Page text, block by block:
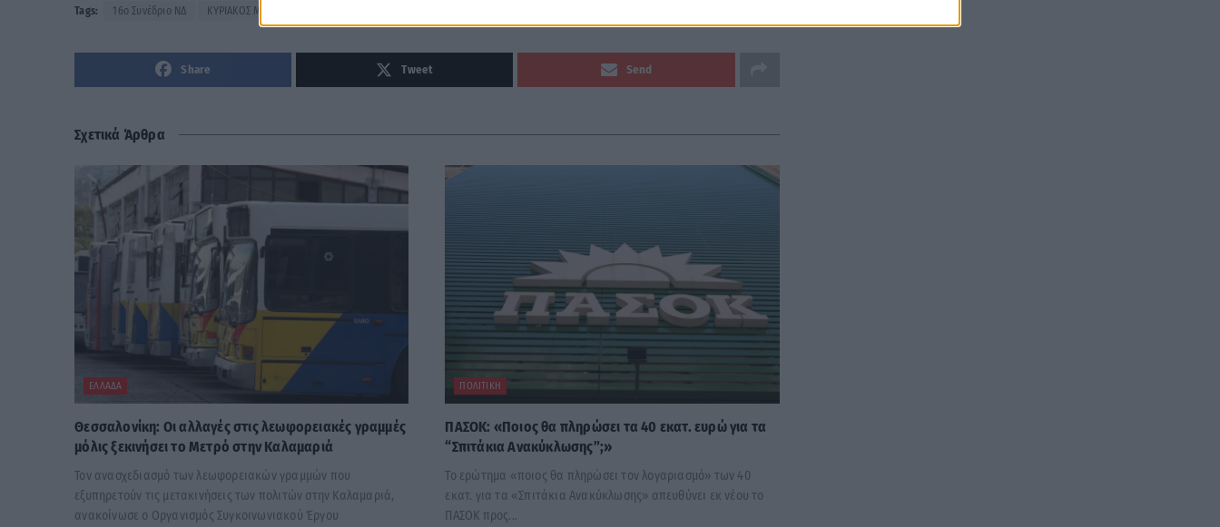
Tags: 16ο Συνέδριο ΝΔ ΚΥΡΙΑΚΟΣ ΜΗΤΣΟΤΑΚΗΣ
Share Tweet Send
Σχετικά Άρθρα
ΕΛΛΆΔΑ
Θεσσαλονίκη: Οι αλλαγές στις λεωφορειακές γραμμές
μόλις ξεκινήσει το Μετρό στην Καλαμαριά
Τον ανασχεδιασμό των λεωφορειακών γραμμών που
εξυπηρετούν τις μετακινήσεις των πολιτών στην Καλαμαριά,
ανακοίνωσε ο Οργανισμός Συγκοινωνιακού Έργου
ΠΟΛΙΤΙΚΉ
ΠΑΣΟΚ: «Ποιος θα πληρώσει τα 40 εκατ. ευρώ για τα
“Σπιτάκια Ανακύκλωσης”;»
Το ερώτημα «ποιος θα πληρώσει τον λογαριασμό» των 40
εκατ. για τα «Σπιτάκια Ανακύκλωσης» απευθύνει εκ νέου το
ΠΑΣΟΚ προς...